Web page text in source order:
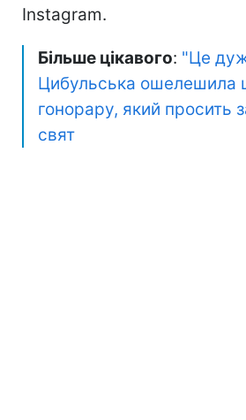
Instagram.
Більше цікавого: "Це
Цибульська ошелешила
гонорару, який просить
свят